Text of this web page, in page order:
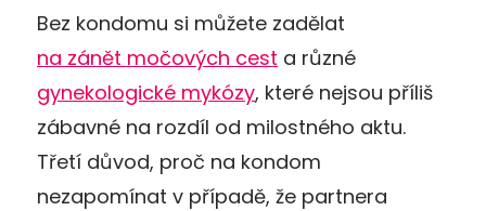
Bez kondomu si můžete zadělat
na zánět močových cest a různé
gynekologické mykózy, které nejsou příliš
zábavné na rozdíl od milostného aktu.
Třetí důvod, proč na kondom
nezapomínat v případě, že partnera